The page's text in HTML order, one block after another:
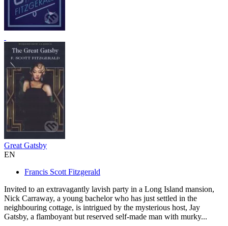
Great Gatsby
EN
Francis Scott Fitzgerald
Invited to an extravagantly lavish party in a Long Island mansion,
Nick Carraway, a young bachelor who has just settled in the
neighbouring cottage, is intrigued by the mysterious host, Jay
Gatsby, a flamboyant but reserved self-made man with murky...